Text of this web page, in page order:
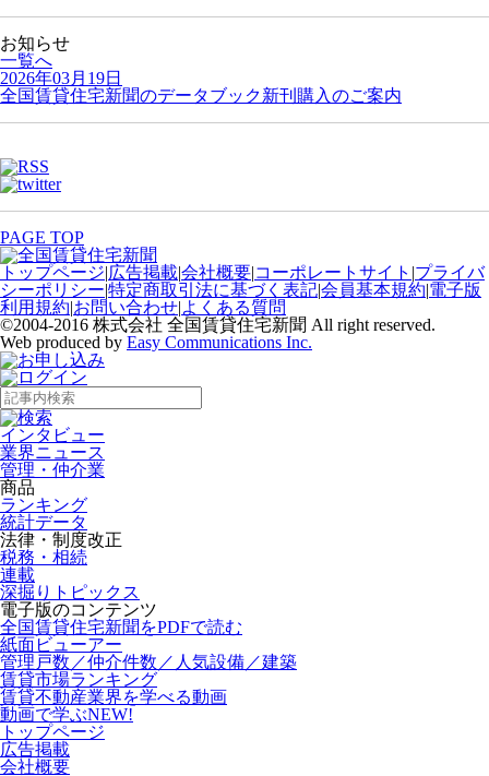
お知らせ
一覧へ
2026年03月19日
全国賃貸住宅新聞のデータブック新刊購入のご案内
PAGE TOP
トップページ|広告掲載|会社概要|コーポレートサイト |プライバ
シーポリシー|特定商取引法に基づく表記|会員基本規約|電子版
利用規約|お問い合わせ|よくある質問
©2004-2016 株式会社 全国賃貸住宅新聞 All right reserved.
Web produced by Easy Communications Inc.
インタビュー
業界ニュース
管理・仲介業
商品
ランキング
統計データ
法律・制度改正
税務・相続
連載
深掘りトピックス
電子版のコンテンツ
全国賃貸住宅新聞をPDFで読む
紙面ビューアー
管理戸数／仲介件数／人気設備／建築
賃貸市場ランキング
賃貸不動産業界を学べる動画
動画で学ぶNEW!
トップページ
広告掲載
会社概要